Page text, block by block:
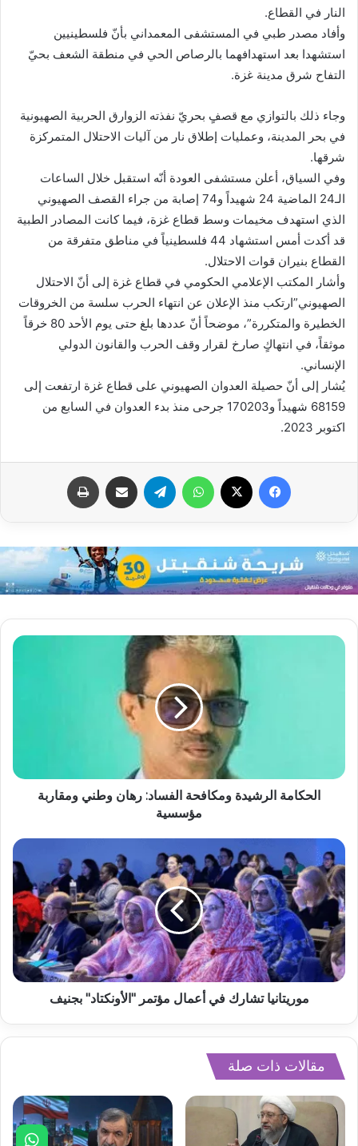
النار في القطاع.
وأفاد مصدر طبي في المستشفى المعمداني بأنّ فلسطينيين
استشهدا بعد استهدافهما بالرصاص الحي في منطقة الشعف بحيّ
التفاح شرق مدينة غزة.
وجاء ذلك بالتوازي مع قصفٍ بحريّ نفذته الزوارق الحربية الصهيونية
في بحر المدينة، وعمليات إطلاق نار من آليات الاحتلال المتمركزة
شرقها.
وفي السياق، أعلن مستشفى العودة أنّه استقبل خلال الساعات
الـ24 الماضية 24 شهيداً و74 إصابة من جراء القصف الصهيوني
الذي استهدف مخيمات وسط قطاع غزة، فيما كانت المصادر الطبية
قد أكدت أمس استشهاد 44 فلسطينياً في مناطق متفرقة من
القطاع بنيران قوات الاحتلال.
وأشار المكتب الإعلامي الحكومي في قطاع غزة إلى أنّ الاحتلال
الصهيوني”ارتكب منذ الإعلان عن انتهاء الحرب سلسة من الخروقات
الخطيرة والمتكررة”، موضحاً أنّ عددها بلغ حتى يوم الأحد 80 خرقاً
موثقاً، في انتهاكٍ صارخ لقرار وقف الحرب والقانون الدولي
الإنساني.
يُشار إلى أنّ حصيلة العدوان الصهيوني على قطاع غزة ارتفعت إلى
68159 شهيداً و170203 جرحى منذ بدء العدوان في السابع من
اكتوبر 2023.
فيسبوك واتساب تيلقرام مشاركة عبر البريد
الحكامة الرشيدة ومكافحة الفساد: رهان وطني ومقاربة
مؤسسية
موريتانيا تشارك في أعمال مؤتمر "الأونكتاد" بجنيف
مقالات ذات صلة